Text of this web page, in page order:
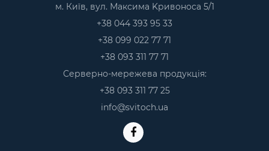
м. Київ, вул. Максима Kривоноса 5/1
+38 044 393 95 33
+38 099 022 77 71
+38 093 311 77 71
Серверно-мережева продукція:
+38 093 311 77 25
info@svitoch.ua